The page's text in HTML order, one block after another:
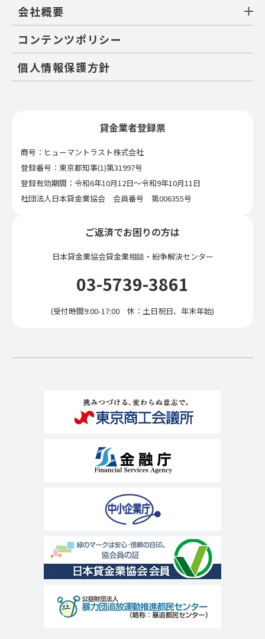
貸金業者登録票
商号：ヒューマントラスト株式会社
登録番号：東京都知事(1)第31997号
登録有効期間：令和6年10月12日〜令和9年10月11日
社団法人日本貸金業協会 会員番号 第006355号
ご返済でお困りの方は
日本貸金業協会貸金業相談・紛争解決センター
03-5739-3861
(受付時間9:00-17:00 休：土日祝日、年末年始)
会社概要
コンテンツポリシー
個人情報保護方針